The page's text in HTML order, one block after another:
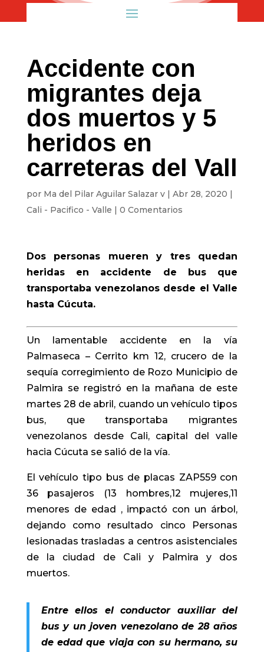
Accidente con
migrantes deja
dos muertos y 5
heridos en
carreteras del Vall
por Ma del Pilar Aguilar Salazar v| Abr 28, 2020 |
Cali - Pacifico - Valle | 0 Comentarios
Dos personas mueren y tres quedan
heridas en accidente de bus que
transportaba venezolanos desde el Valle
hasta Cúcuta.
Un lamentable accidente en la vía
Palmaseca – Cerrito km 12, crucero de la
sequía corregimiento de Rozo Municipio de
Palmira se registró en la mañana de este
martes 28 de abril, cuando un vehículo tipos
bus, que transportaba migrantes
venezolanos desde Cali, capital del valle
hacia Cúcuta se salió de la vía.
El vehículo tipo bus de placas ZAP559 con
36 pasajeros (13 hombres,12 mujeres,11
menores de edad , impactó con un árbol,
dejando como resultado cinco Personas
lesionadas trasladas a centros asistenciales
de la ciudad de Cali y Palmira y dos
muertos.
Entre ellos el conductor auxiliar del
bus y un joven venezolano de 28 años
de edad que viaja con su hermano, su